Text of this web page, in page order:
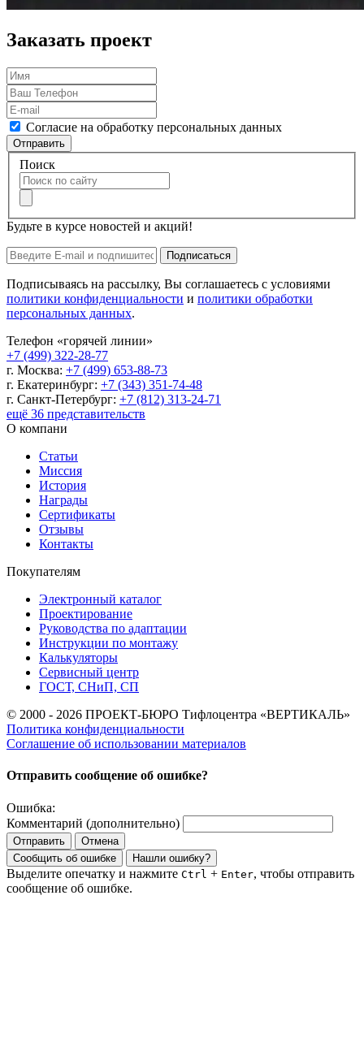
Заказать проект
Согласие на обработку персональных данных
Отправить
Поиск
Будьте в курсе новостей и акций!
Подписаться
Подписываясь на рассылку, Вы соглашаетесь с условиями
политики конфиденциальности и политики обработки
персональных данных.
Телефон «горячей линии»
+7 (499) 322-28-77
г. Москва: +7 (499) 653-88-73
г. Екатеринбург: +7 (343) 351-74-48
г. Санкт-Петербург: +7 (812) 313-24-71
ещё 36 представительств
О компани
Статьи
Миссия
История
Награды
Сертификаты
Отзывы
Контакты
Покупателям
Электронный каталог
Проектирование
Руководства по адаптации
Инструкции по монтажу
Калькуляторы
Сервисный центр
ГОСТ, СНиП, СП
© 2000 - 2026 ПРОЕКТ-БЮРО Тифлоцентра «ВЕРТИКАЛЬ»
Политика конфиденциальности
Соглашение об использовании материалов
Отправить сообщение об ошибке?
Ошибка:
Комментарий (дополнительно)
Отправить
Отмена
Сообщить об ошибке
Нашли ошибку?
Выделите опечатку и нажмите Ctrl + Enter, чтобы отправить
сообщение об ошибке.